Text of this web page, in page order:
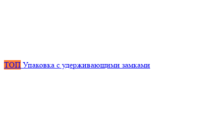
ТОП Упаковка с удерживающими замками